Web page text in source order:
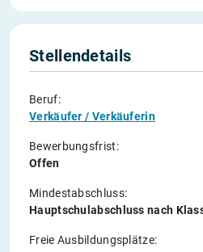
Stellendetails
Beruf:
Verkäufer / Verkäuferin
Bewerbungsfrist:
Offen
Mindestabschluss:
Hauptschulabschluss nach
Freie Ausbildungsplätze: